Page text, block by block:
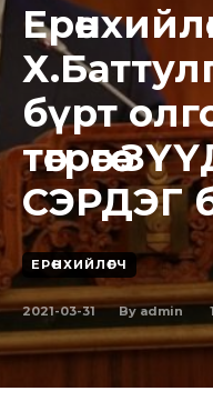
бүрт
төгрөгөө
СЭРДЭГ
ЕРӨНХИЙЛӨГЧ
2021-03-31 By admin 1